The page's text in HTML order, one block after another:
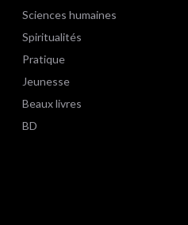
Sciences humaines
Spiritualités
Pratique
Jeunesse
Beaux livres
BD